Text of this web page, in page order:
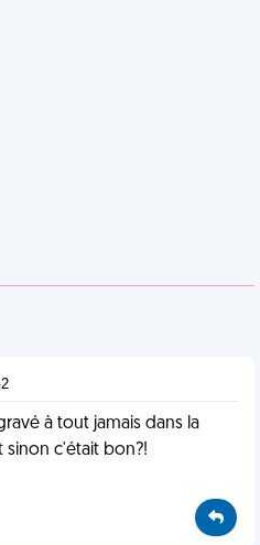
à tout jamais dans la
c'était bon?!